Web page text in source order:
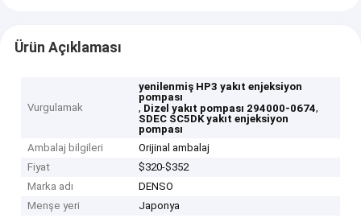
Ürün Açıklaması
Vurgulamak
yenilenmiş HP3 yakıt enjeksiyon
pompası
, Dizel yakıt pompası 294000-0674,
SDEC SC5DK yakıt enjeksiyon
pompası
Ambalaj bilgileri
Orijinal ambalaj
Fiyat
$320-$352
Marka adı
DENSO
Menşe yeri
Japonya